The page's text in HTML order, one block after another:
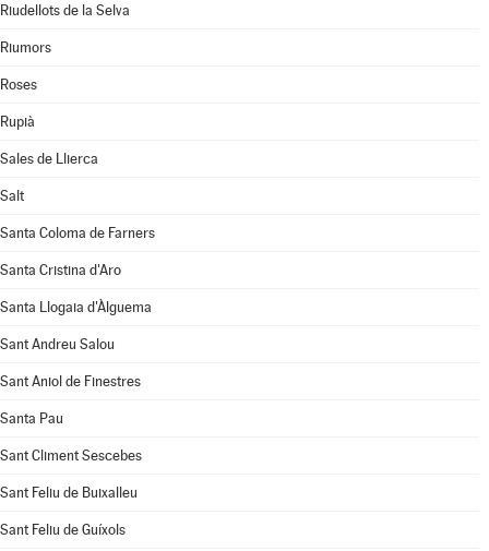
Riudellots de la Selva
Riumors
Roses
Rupià
Sales de Llierca
Salt
Santa Coloma de Farners
Santa Cristina d'Aro
Santa Llogaia d'Àlguema
Sant Andreu Salou
Sant Aniol de Finestres
Santa Pau
Sant Climent Sescebes
Sant Feliu de Buixalleu
Sant Feliu de Guíxols